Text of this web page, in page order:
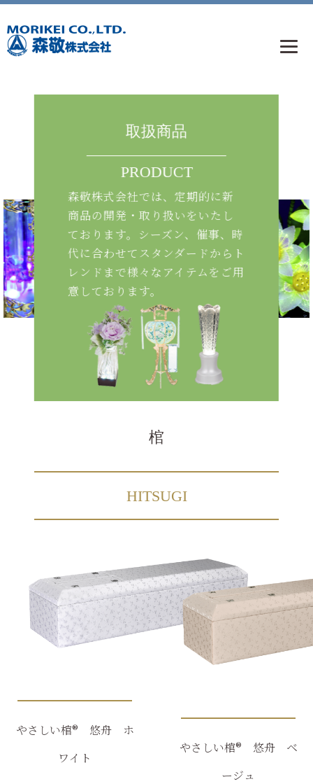
取扱商品
PRODUCT
森敬株式会社では、定期的に新
商品の開発・取り扱いをいたし
ております。シーズン、催事、時
代に合わせてスタンダードからト
レンドまで様々なアイテムをご用
意しております。
棺
HITSUGI
やさしい棺®　悠舟　ホ
ワイト
やさしい棺®　悠舟　ベ
ージュ